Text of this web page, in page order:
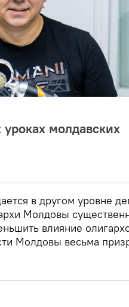
молдавских
в другом уровне
Молдовы
влияние
Молдовы весьма